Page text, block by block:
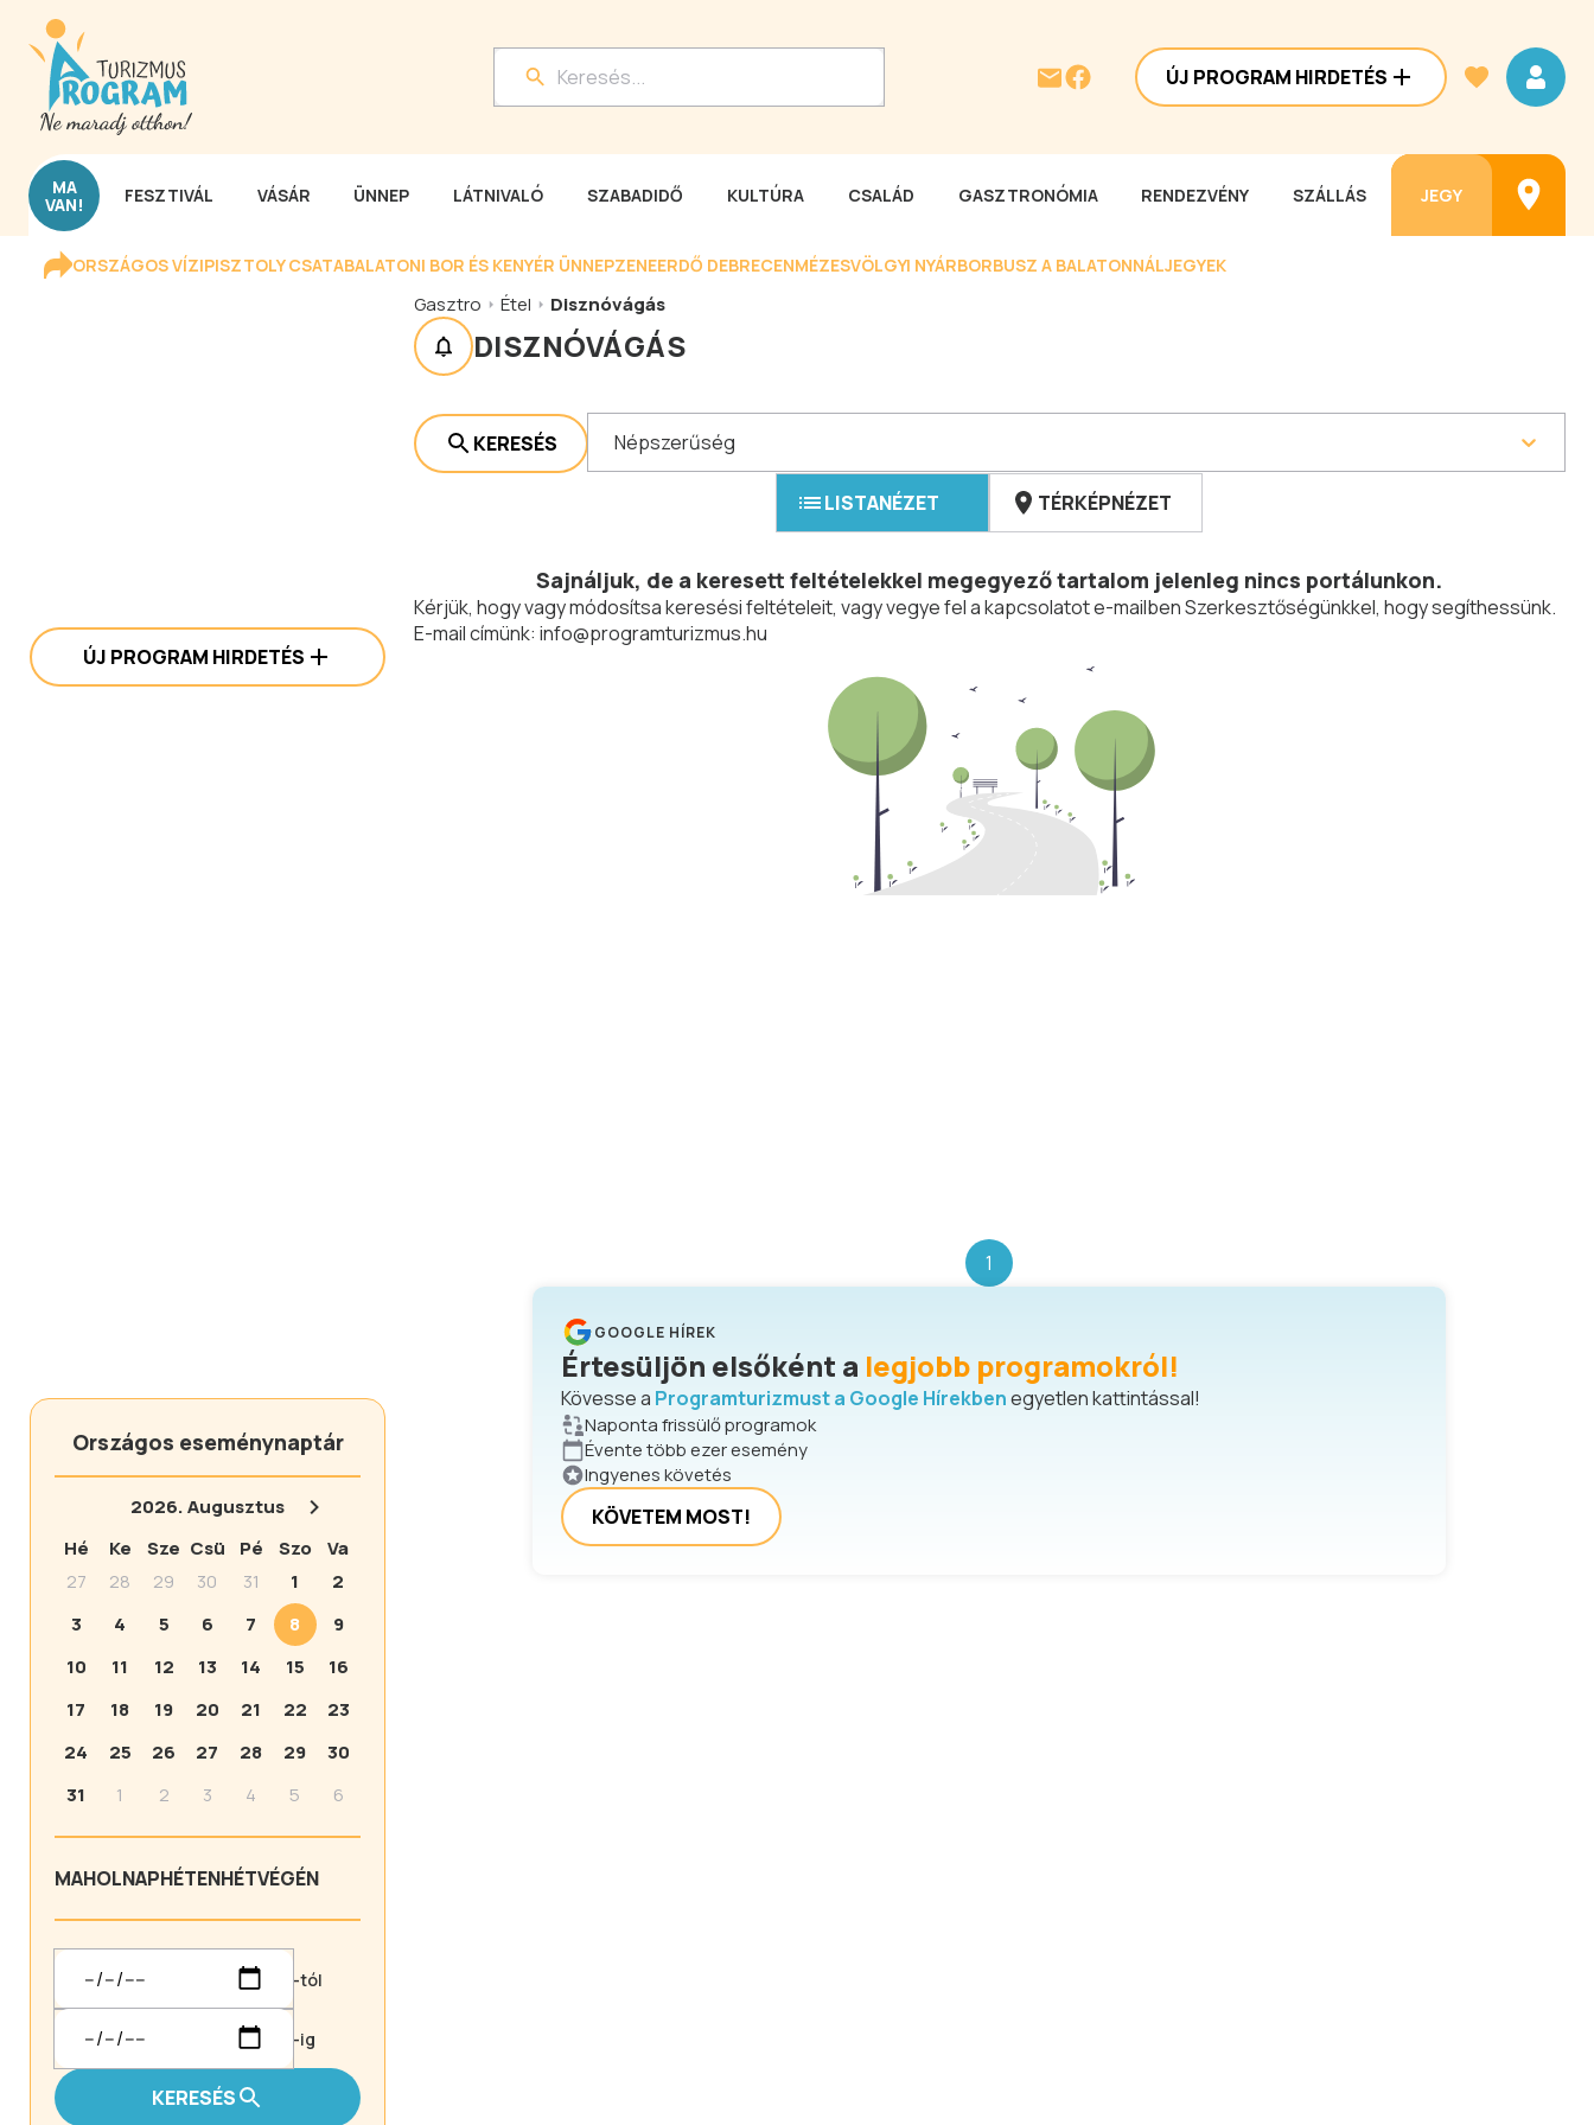
ÚJ PROGRAM HIRDETÉS
MA
VAN! FESZTIVÁL VÁSÁR ÜNNEP LÁTNIVALÓ SZABADIDŐ KULTÚRA CSALÁD GASZTRONÓMIA RENDEZVÉNY SZÁLLÁS JEGY
ORSZÁGOS VÍZIPISZTOLY CSATABALATONI BOR ÉS KENYÉR ÜNNEPZENEERDŐ DEBRECENMÉZESVÖLGYI NYÁRBORBUSZ A BALATONNÁLJEGYEK
ÚJ PROGRAM HIRDETÉS
Országos eseménynaptár
2026.Augusztus
Hé
Ke Sze Csü Pé Szo
Va
27
28 29 30 31 1
2
3
4 5 6 7 8
9
10
11 12 13 14 15
16
17
18 19 20 21 22
23
24
25 26 27 28 29
30
31
1 2 3 4 5 6
MAHOLNAPHÉTENHÉTVÉGÉN
-tól
-ig
KERESÉS
Gasztro Étel Disznóvágás
DISZNÓVÁGÁS
KERESÉS Népszerűség
LISTANÉZET TÉRKÉPNÉZET
Sajnáljuk, de a keresett feltételekkel megegyező tartalom jelenleg nincs portálunkon.
Kérjük, hogy vagy módosítsa keresési feltételeit, vagy vegye fel a kapcsolatot e-mailben Szerkesztőségünkkel, hogy segíthessünk.
E-mail címünk: info@programturizmus.hu
1
GOOGLE HÍREK
Értesüljön elsőként a legjobb programokról!
Kövesse a Programturizmust a Google Hírekbenegyetlen kattintással!
Naponta frissülő programok
Évente több ezer esemény
Ingyenes követés
KÖVETEM MOST!